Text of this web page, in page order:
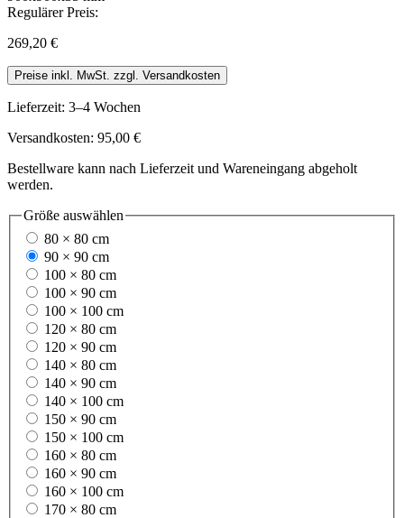
Regulärer Preis:
269,20 €
Preise inkl. MwSt. zzgl. Versandkosten
Lieferzeit: 3–4 Wochen
Versandkosten: 95,00 €
Bestellware kann nach Lieferzeit und Wareneingang abgeholt
werden.
Größe auswählen
80 × 80 cm
90 × 90 cm
100 × 80 cm
100 × 90 cm
100 × 100 cm
120 × 80 cm
120 × 90 cm
140 × 80 cm
140 × 90 cm
140 × 100 cm
150 × 90 cm
150 × 100 cm
160 × 80 cm
160 × 90 cm
160 × 100 cm
170 × 80 cm